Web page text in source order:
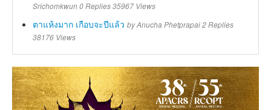
Srichomkwun 0 Replies 35967 Views
ตาแห้งมาก เกือบจะปีแล้ว byAnucha Phetprapai2 Replies
38176 Views